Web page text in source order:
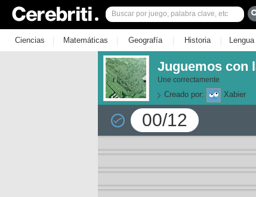
Ciencias | Matemáticas | Geografía | Historia | Lengua
Juguemos con
Une correctamente
Creado por: Xabier
00/12